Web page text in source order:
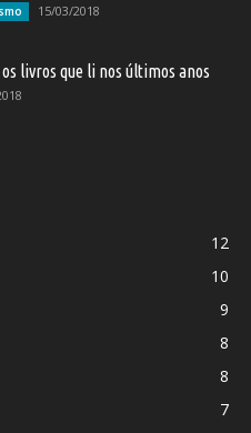
15/03/2018
livros que li nos últimos anos
12
10
9
8
8
7